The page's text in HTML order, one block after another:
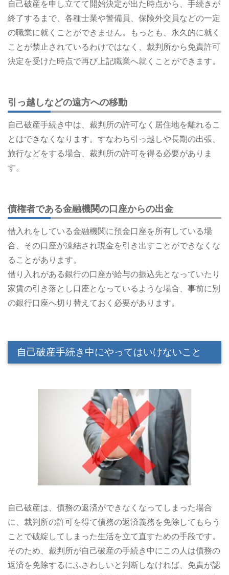
自己破産を申し立てて開始決定が出た時点から、手続きが
終了するまで、各種士業や警備員、保険外交員などの一定
の職業に就くことができません。もっとも、永久的に就く
ことが禁止されているわけではなく、裁判所から免責許可
決定を受けた時点で再び上記職業へ就くことができます。
引っ越しなどの遠方への移動
自己破産手続き中は、裁判所の許可なく居住地を離れるこ
とはできなくなります。すなわち引っ越しや長期の出張、
旅行などをする場合、裁判所の許可を得る必要がありま
す。
債権者である金融機関の口座からの出金
借入れをしている金融機関に預金口座を所有している場
合、その口座が凍結され現金を引き出すことができなくな
ることがあります。
借り入れがある銀行の口座が給与の振込先となっていたり
家賃の引き落とし口座となっているような場合、事前に別
の銀行口座へ切り替えておく必要があります。
自己破産手続き中にやってはいけないこと
自己破産は、債務の返済ができなくなってしまった場合
に、裁判所の許可を得て債務の返済義務を免除してもらう
ことで破綻してしまった生活を立て直すための手段です。
そのため、裁判所が自己破産の手続き中にこの人は債務の
返済を免除するにふさわしいと判断しなければ、免責が認